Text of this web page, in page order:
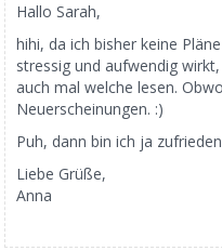
Hallo Sarah,
hihi, da ich bisher keine
stressig und aufwendig
auch mal welche lesen.
Neuerscheinungen. :)
Puh, dann bin ich ja
Liebe Grüße,
Anna